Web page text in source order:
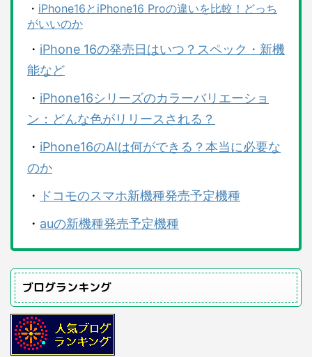
・ iPhone16とiPhone16 Proの違いを比較！どっち
がいいのか
・ iPhone 16の発売日はいつ？スペック・新機
能など
・ iPhone16シリーズのカラーバリエーショ
ン：どんな色がリリースされる？
・ iPhone16のAIは何ができる？本当に必要な
のか
・
ドコモのスマホ新機種発売予定機種
・ auの新機種発売予定機種
ブログランキング